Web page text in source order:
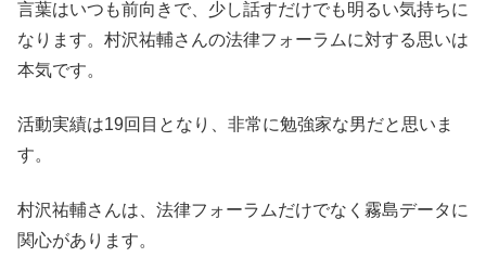
言葉はいつも前向きで、少し話すだけでも明るい気持ちに
なります。村沢祐輔さんの法律フォーラムに対する思いは
本気です。
活動実績は19回目となり、非常に勉強家な男だと思いま
す。
村沢祐輔さんは、法律フォーラムだけでなく霧島データに
関心があります。